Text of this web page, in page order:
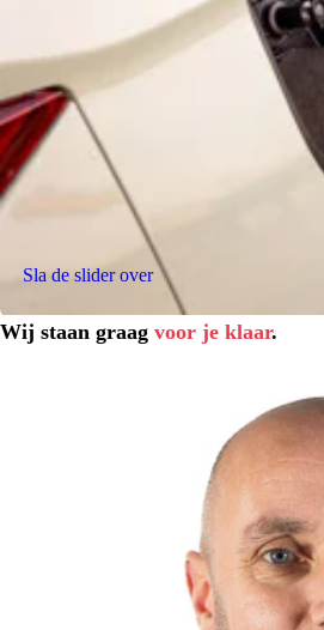
Wij staan graag voor je klaar.
Sla de slider over